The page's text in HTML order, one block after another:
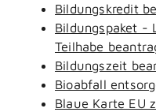
Bildungskredit
Bildungspaket -
Teilhabe
Bildungszeit
Bioabfall
Blaue Karte EU